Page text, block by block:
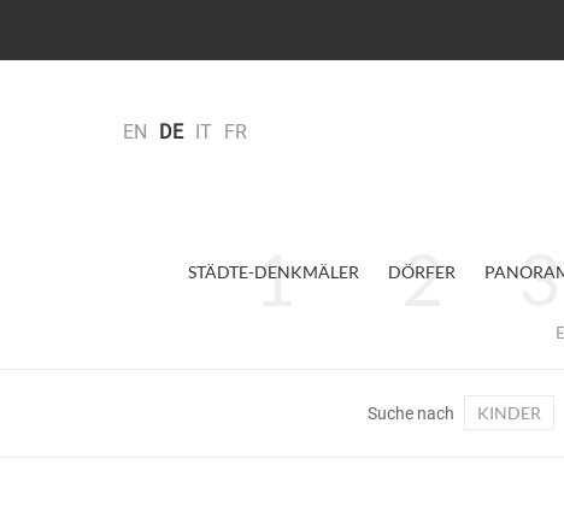
EN DE IT FR
STÄDTE-DENKMÄLER DÖRFER
Suche nach KINDER